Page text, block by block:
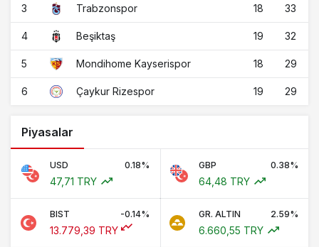
3 Trabzonspor 18 33
4 Beşiktaş 19 32
5 Mondihome Kayserispor 18 29
6 Çaykur Rizespor 19 29
Piyasalar
USD 0.18%
47,71 TRY
GBP 0.38%
64,48 TRY
BIST -0.14%
13.779,39 TRY
GR. ALTIN 2.59%
6.660,55 TRY